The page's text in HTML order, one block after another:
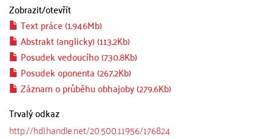
Zobrazit/otevřít
Text práce (1.946Mb)
Abstrakt (anglicky) (113.2Kb)
Posudek vedoucího (730.8Kb)
Posudek oponenta (267.2Kb)
Záznam o průběhu obhajoby (279.6Kb)
Trvalý odkaz
http://hdl.handle.net/20.500.11956/176824